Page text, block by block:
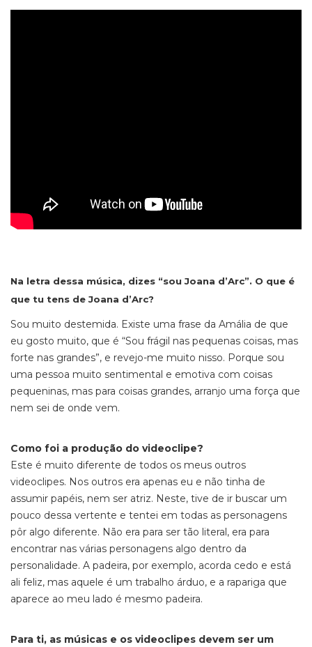
Na letra dessa música, dizes “sou Joana d’Arc”. O que é
que tu tens de Joana d’Arc?
Sou muito destemida. Existe uma frase da Amália de que
eu gosto muito, que é “Sou frágil nas pequenas coisas, mas
forte nas grandes”, e revejo-me muito nisso. Porque sou
uma pessoa muito sentimental e emotiva com coisas
pequeninas, mas para coisas grandes, arranjo uma força que
nem sei de onde vem.
Como foi a produção do videoclipe?
Este é muito diferente de todos os meus outros
videoclipes. Nos outros era apenas eu e não tinha de
assumir papéis, nem ser atriz. Neste, tive de ir buscar um
pouco dessa vertente e tentei em todas as personagens
pôr algo diferente. Não era para ser tão literal, era para
encontrar nas várias personagens algo dentro da
personalidade. A padeira, por exemplo, acorda cedo e está
ali feliz, mas aquele é um trabalho árduo, e a rapariga que
aparece ao meu lado é mesmo padeira.
Para ti, as músicas e os videoclipes devem ser um